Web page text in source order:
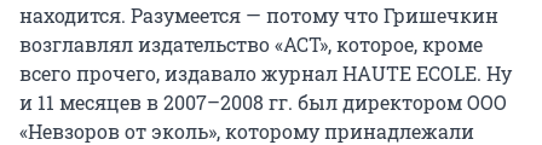
находится. Разумеется — потому что Гришечкин
возглавлял издательство «АСТ», которое, кроме
всего прочего, издавало журнал HAUTE ECOLE. Ну
и 11 месяцев в 2007–2008 гг. был директором ООО
«Невзоров от эколь», которому принадлежали